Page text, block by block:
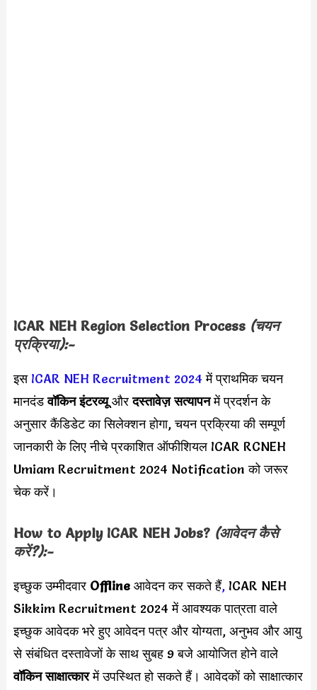
ICAR NEH Region Selection Process (चयन
प्रक्रिया):-
इस ICAR NEH Recruitment 2024 में प्राथमिक चयन
मानदंडवॉकिन इंटरव्यूऔरदस्तावेज़ सत्यापनमें प्रदर्शन के
अनुसार कैंडिडेट का सिलेक्शन होगा, चयन प्रक्रिया की सम्पूर्ण
जानकारी के लिए नीचे प्रकाशित ऑफीशियल ICAR RCNEH
Umiam Recruitment 2024 Notification को जरूर
चेक करें।
How to Apply ICAR NEH Jobs?(आवेदन कैसे
करें?):-
इच्छुक उम्मीदवार Offline आवेदन कर सकते हैं,ICAR NEH
Sikkim Recruitment 2024 में आवश्यक पात्रता वाले
इच्छुक आवेदक भरे हुए आवेदन पत्र और योग्यता, अनुभव और आयु
से संबंधित दस्तावेजों के साथ सुबह 9 बजे आयोजित होने वाले
वॉकिन साक्षात्कारमें उपस्थित हो सकते हैं। आवेदकों को साक्षात्कार